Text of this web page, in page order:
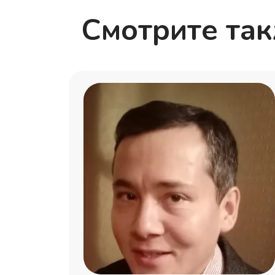
Смотрите